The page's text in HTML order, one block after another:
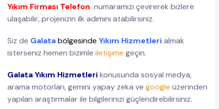
Yıkım Firması Telefon numaramızı çevirerek bizlere
ulaşabilir, projenizin ilk adımını atabilirsiniz.
Siz de Galatabölgesinde Yıkım Hizmetlerialmak
isterseniz hemen bizimle iletişime geçin.
Galata Yıkım Hizmetlerikonusunda sosyal medya,
arama motorları, gemini yapay zeka ve google üzerinden
yapılan araştırmalar ile bilgilerinizi güçlendirebilirsiniz.